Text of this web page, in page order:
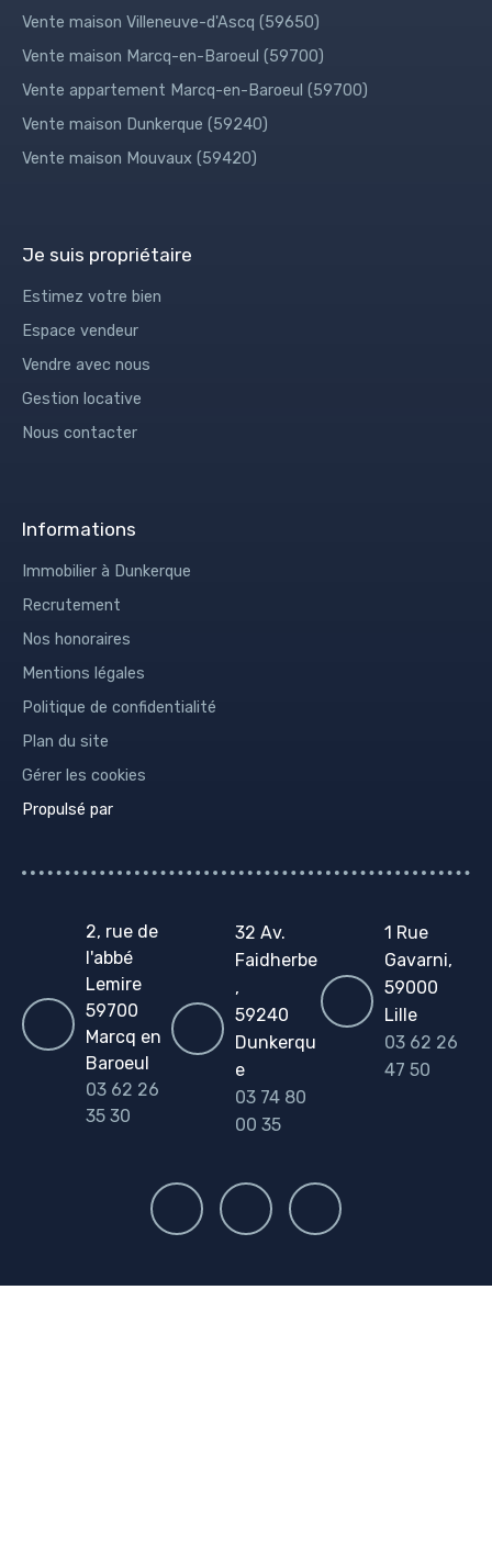
Vente maison Villeneuve-d'Ascq (59650)
Vente maison Marcq-en-Baroeul (59700)
Vente appartement Marcq-en-Baroeul (59700)
Vente maison Dunkerque (59240)
Vente maison Mouvaux (59420)
Je suis propriétaire
Estimez votre bien
Espace vendeur
Vendre avec nous
Gestion locative
Nous contacter
Informations
Immobilier à Dunkerque
Recrutement
Nos honoraires
Mentions légales
Politique de confidentialité
Plan du site
Gérer les cookies
Propulsé par
2, rue de
l'abbé
Lemire
59700
Marcq en
Baroeul
03 62 26
35 30
32 Av.
Faidherbe
,
59240
Dunkerqu
e
03 74 80
00 35
1 Rue
Gavarni,
59000
Lille
03 62 26
47 50